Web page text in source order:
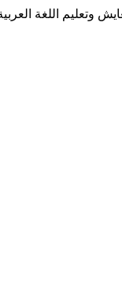
اللغة العربية